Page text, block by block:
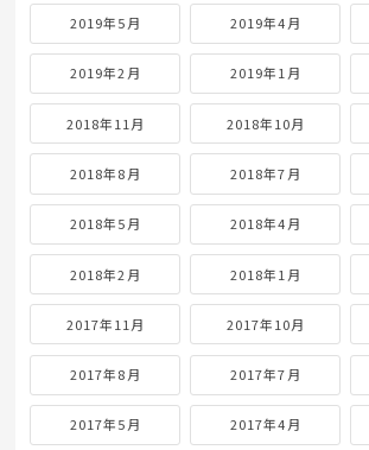
2019年5月 2019年4月
2019年2月 2019年1月
2018年11月 2018年10月
2018年8月 2018年7月
2018年5月 2018年4月
2018年2月 2018年1月
2017年11月 2017年10月
2017年8月 2017年7月
2017年5月 2017年4月